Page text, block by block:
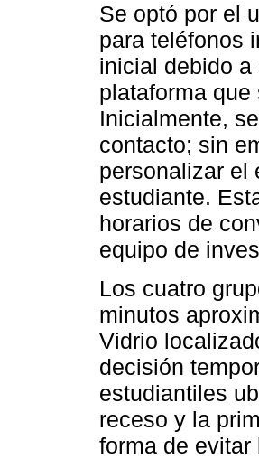
Se optó por el
para teléfonos
inicial debido
plataforma
Inicialmente,
contacto; sin
personalizar el
estudiante.
horarios de
equipo de
Los cuatro
minutos
Vidrio
decisión
estudiantiles
receso y la
forma de